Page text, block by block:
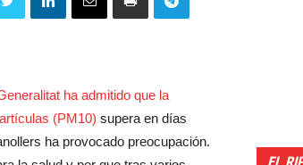
ha admitido que la
(PM10) supera en días
ha provocado preocupación.